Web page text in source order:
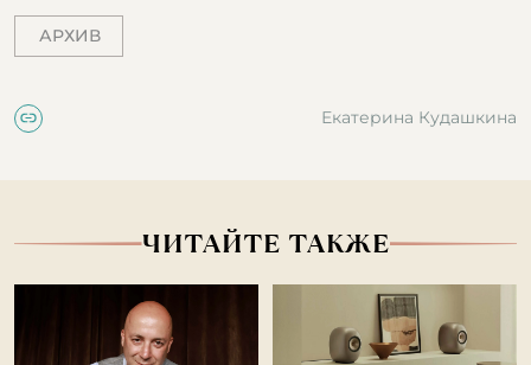
АРХИВ
Екатерина Кудашкина
ЧИТАЙТЕ ТАКЖЕ